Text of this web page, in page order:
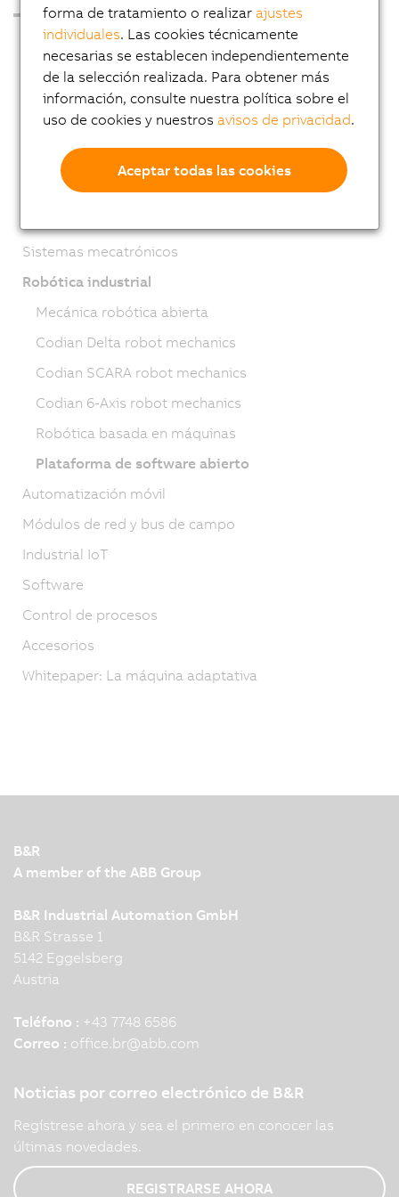
PCs industriales
Visualización y gestión
Sistemas PLC
Sistemas de E/S
Sistemas de visión
Tecnología de Seguridad
Sistemas mecatrónicos
Robótica industrial
Mecánica robótica abierta
Codian Delta robot mechanics
Codian SCARA robot mechanics
Codian 6-Axis robot mechanics
Robótica basada en máquinas
Plataforma de software abierto
Automatización móvil
Módulos de red y bus de campo
Industrial IoT
Software
Control de procesos
Accesorios
Whitepaper: La máquina adaptativa
B&R
A member of the ABB Group
B&R Industrial Automation GmbH
B&R Strasse 1
5142 Eggelsberg
Austria
Teléfono : +43 7748 6586
Correo : office.br@abb.com
Noticias por correo electrónico de B&R
Regístrese ahora y sea el primero en conocer las
últimas novedades.
REGISTRARSE AHORA
forma de tratamiento o realizarajustes
individuales. Las cookies técnicamente
necesarias se establecen independientemente
de la selección realizada. Para obtener más
información, consulte nuestra política sobre el
uso de cookies y nuestrosavisos de privacidad.
Aceptar todas las cookies